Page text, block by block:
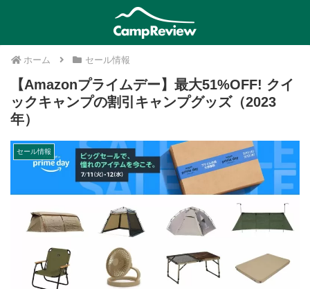
ホーム セール情報
【Amazonプライムデー】最大51%OFF! クイ
ックキャンプの割引キャンプグッズ（2023
年）
セール情報